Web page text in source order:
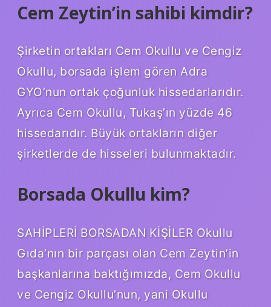
Cem Zeytin’in sahibi kimdir?
Şirketin ortakları Cem Okullu ve Cengiz
Okullu, borsada işlem gören Adra
GYO’nun ortak çoğunluk hissedarlarıdır.
Ayrıca Cem Okullu, Tukaş’ın yüzde 46
hissedarıdır. Büyük ortakların diğer
şirketlerde de hisseleri bulunmaktadır.
Borsada Okullu kim?
SAHİPLERİ BORSADAN KİŞİLER Okullu
Gıda’nın bir parçası olan Cem Zeytin’in
başkanlarına baktığımızda, Cem Okullu
ve Cengiz Okullu’nun, yani Okullu